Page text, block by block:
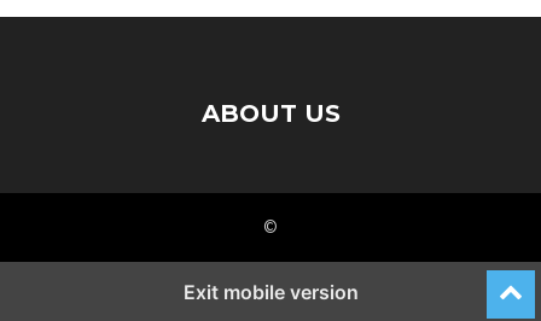
ABOUT US
©
Exit mobile version